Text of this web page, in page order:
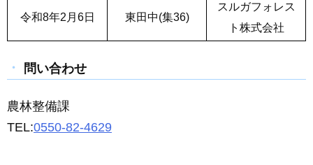
令和8年2月6日 東田中(集36)
スルガフォレス
ト株式会社
問い合わせ
農林整備課
TEL:0550-82-4629